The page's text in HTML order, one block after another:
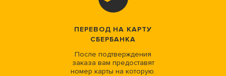
ПЕРЕВОД НА КАРТУ
СБЕРБАНКА
После подтверждения
заказа вам предоставят
номер карты на которую.